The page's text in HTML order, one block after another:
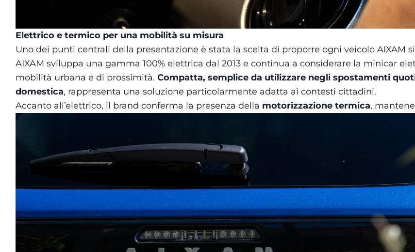
Elettrico e termico per una mobilità su misura
Uno dei punti centrali della presentazione è stata la scelta di proporre ogni veicolo AIXAM
AIXAM sviluppa una gamma 100% elettrica dal 2013 e continua a considerare la minicar
mobilità urbana e di prossimità. Compatta, semplice da utilizzare negli spostamenti
domestica, rappresenta una soluzione particolarmente adatta ai contesti cittadini.
Accanto all’elettrico, il brand conferma la presenza della motorizzazione termica,